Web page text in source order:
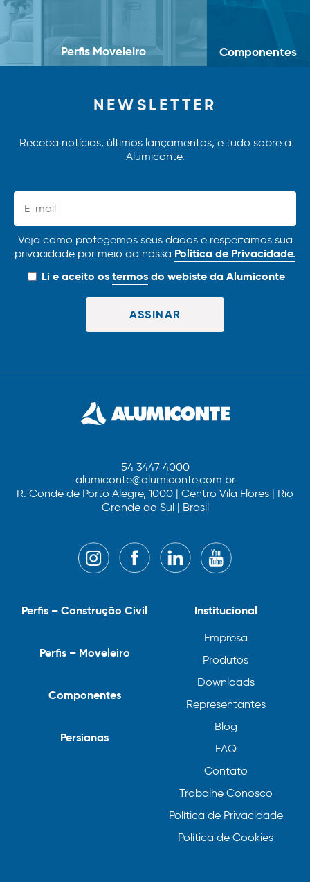
Componentes
Perfis Moveleiro
NEWSLETTER
Receba notícias, últimos lançamentos, e tudo sobre a
Alumiconte.
Veja como protegemos seus dados e respeitamos sua
privacidade por meio da nossa Política de Privacidade.
Li e aceito ostermosdo webiste da Alumiconte
54 3447 4000
alumiconte@alumiconte.com.br
R. Conde de Porto Alegre, 1000 | Centro Vila Flores | Rio
Grande do Sul | Brasil
Institucional
Empresa
Produtos
Downloads
Representantes
Blog
FAQ
Contato
Trabalhe Conosco
Política de Privacidade
Política de Cookies
Perfis – Construção Civil
Perfis – Moveleiro
Componentes
Persianas